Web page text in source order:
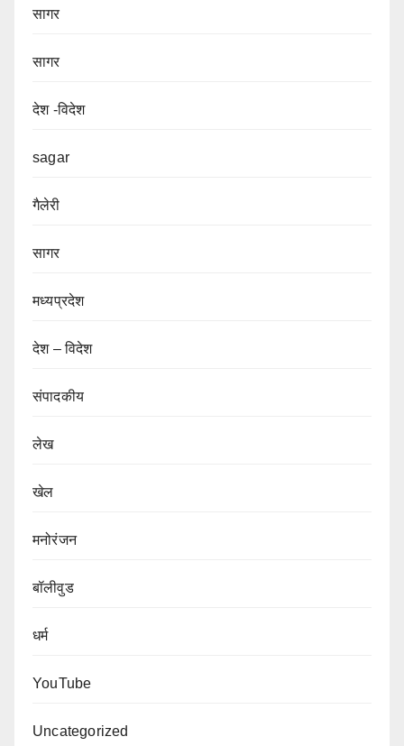
सागर
सागर
देश -विदेश
sagar
गैलेरी
सागर
मध्यप्रदेश
देश – विदेश
संपादकीय
लेख
खेल
मनोरंजन
बॉलीवुड
धर्म
YouTube
Uncategorized